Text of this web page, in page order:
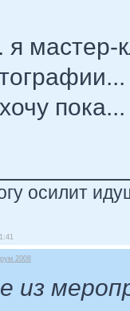
я мастер-
осилит
2008
из